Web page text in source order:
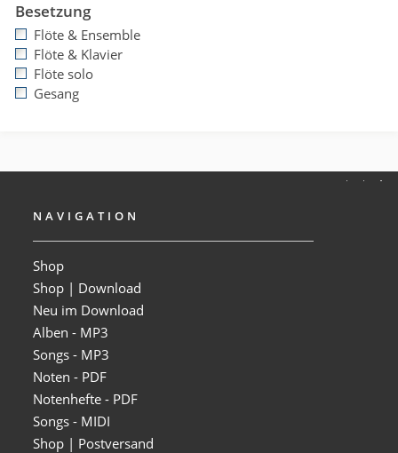
Besetzung
Flöte & Ensemble
Flöte & Klavier
Flöte solo
Gesang
NAVIGATION
Shop
Shop | Download
Neu im Download
Alben - MP3
Songs - MP3
Noten - PDF
Notenhefte - PDF
Songs - MIDI
Shop | Postversand